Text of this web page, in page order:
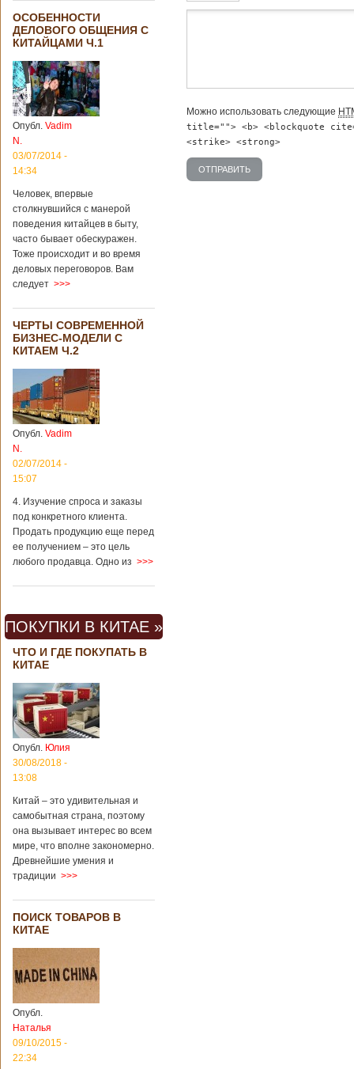
ОСОБЕННОСТИ
ДЕЛОВОГО ОБЩЕНИЯ С
КИТАЙЦАМИ Ч.1
Опубл. Vadim
N.
03/07/2014 -
14:34
Человек, впервые
столкнувшийся с манерой
поведения китайцев в быту,
часто бывает обескуражен.
Тоже происходит и во время
деловых переговоров. Вам
следует >>>
ЧЕРТЫ СОВРЕМЕННОЙ
БИЗНЕС-МОДЕЛИ С
КИТАЕМ Ч.2
Опубл. Vadim
N.
02/07/2014 -
15:07
4. Изучение спроса и заказы
под конкретного клиента.
Продать продукцию еще перед
ее получением – это цель
любого продавца. Одно из >>>
ПОКУПКИ В КИТАЕ »
ЧТО И ГДЕ ПОКУПАТЬ В
КИТАЕ
Опубл. Юлия
30/08/2018 -
13:08
Китай – это удивительная и
самобытная страна, поэтому
она вызывает интерес во всем
мире, что вполне закономерно.
Древнейшие умения и
традиции >>>
ПОИСК ТОВАРОВ В
КИТАЕ
Опубл.
Наталья
09/10/2015 -
22:34
Можно использовать следующие
title=""> <b> <blockquote
<strike> <strong>